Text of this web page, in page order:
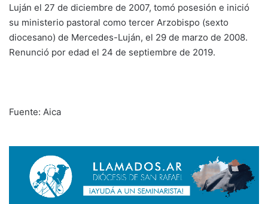
Luján el 27 de diciembre de 2007, tomó posesión e inició
su ministerio pastoral como tercer Arzobispo (sexto
diocesano) de Mercedes-Luján, el 29 de marzo de 2008.
Renunció por edad el 24 de septiembre de 2019.
Fuente: Aica